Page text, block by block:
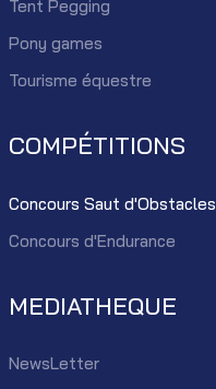
Tent Pegging
Pony games
Tourisme équestre
COMPÉTITIONS
Concours Saut d'Obstacles
Concours d'Endurance
MEDIATHEQUE
NewsLetter